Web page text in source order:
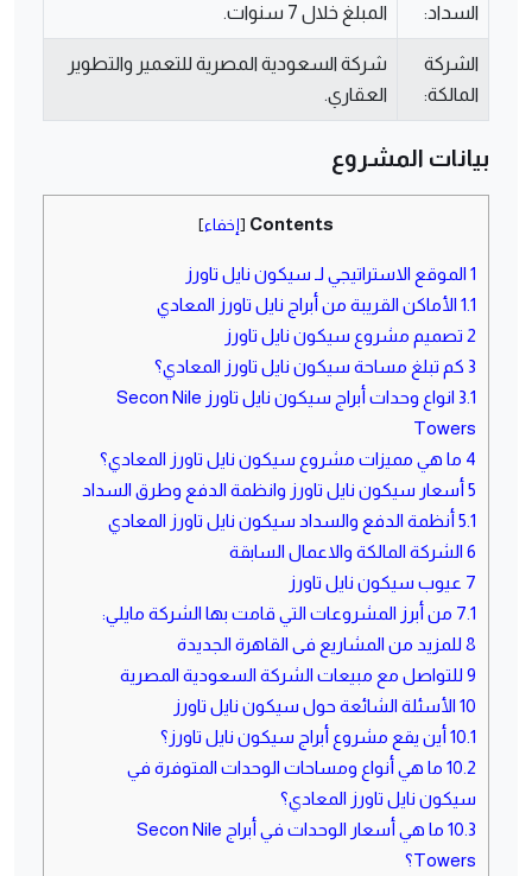
السداد:
المبلغ خلال 7 سنوات.
الشركة
المالكة:
شركة السعودية المصرية للتعمير والتطوير
العقاري.
بيانات المشروع
Contents
[إخفاء]
1 الموقع الاستراتيجي لـ سيكون نايل تاورز
1.1 الأماكن القريبة من أبراج نايل تاورز المعادي
2 تصميم مشروع سيكون نايل تاورز
3 كم تبلغ مساحة سيكون نايل تاورز المعادي؟
3.1
انواع وحدات أبراج سيكون نايل تاورز Secon Nile
Towers
4 ما هي مميزات مشروع سيكون نايل تاورز المعادي؟
5 أسعار سيكون نايل تاورز وانظمة الدفع وطرق السداد
5.1 أنظمة الدفع والسداد سيكون نايل تاورز المعادي
6 الشركة المالكة والاعمال السابقة
7 عيوب سيكون نايل تاورز
7.1 من أبرز المشروعات التي قامت بها الشركة مايلي:
8 للمزيد من المشاريع فى القاهرة الجديدة
9 للتواصل مع مبيعات الشركة السعودية المصرية
10 الأسئلة الشائعة حول سيكون نايل تاورز
10.1 أين يقع مشروع أبراج سيكون نايل تاورز؟
10.2 ما هي أنواع ومساحات الوحدات المتوفرة في
سيكون نايل تاورز المعادي؟
10.3
ما هي أسعار الوحدات في أبراج Secon Nile
Towers؟